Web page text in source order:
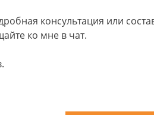
консультация или
ко мне в чат.